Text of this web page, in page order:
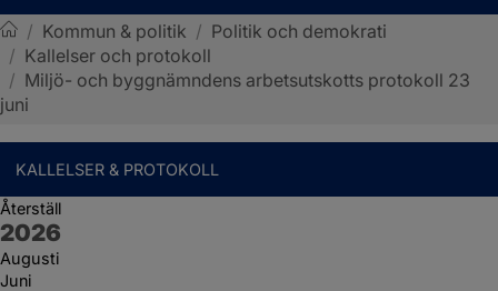
Sotenäs kommun
/ Kommun & politik / Politik och demokrati
/ Kallelser och protokoll
/ Miljö- och byggnämndens arbetsutskotts protokoll 23
juni
KALLELSER & PROTOKOLL
Återställ
År:
2026
Augusti
Juni